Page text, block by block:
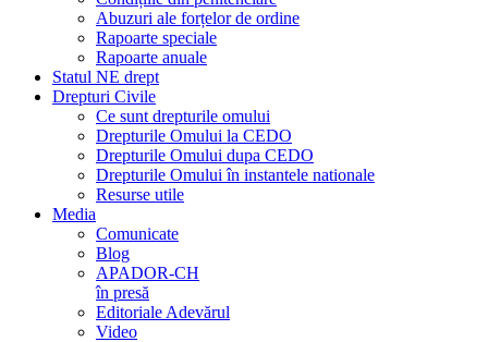
Abuzuri ale forțelor de ordine
Rapoarte speciale
Rapoarte anuale
Statul NE drept
Drepturi Civile
Ce sunt drepturile omului
Drepturile Omului la CEDO
Drepturile Omului dupa CEDO
Drepturile Omului în instantele nationale
Resurse utile
Media
Comunicate
Blog
APADOR-CH
în presă
Editoriale Adevărul
Video